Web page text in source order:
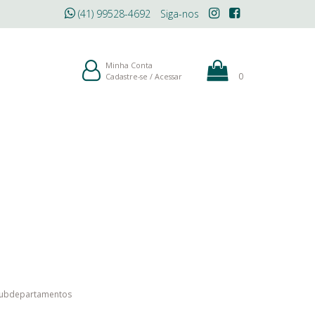
(41) 99528-4692 Siga-nos
Minha Conta
Cadastre-se / Acessar 0